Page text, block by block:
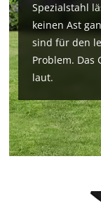
Spezialstahl
keinen Ast
sind für den
Problem. Das
laut.